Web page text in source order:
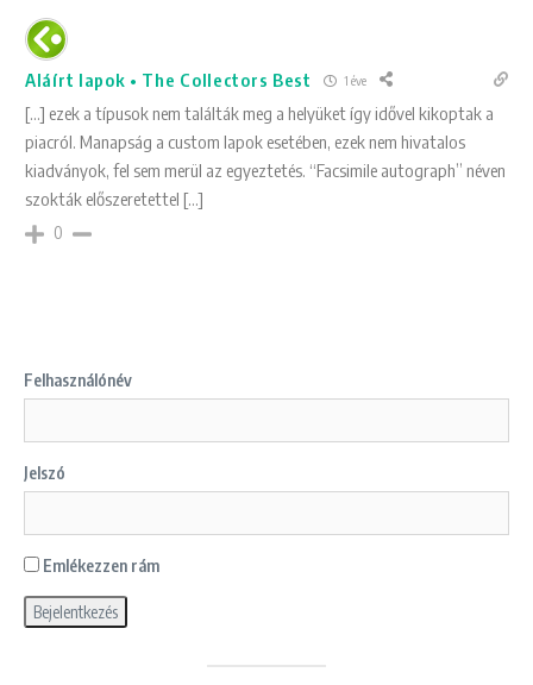
Aláírt lapok • The Collectors Best 1 éve
[…] ezek a típusok nem találták meg a helyüket így idővel kikoptak a
piacról. Manapság a custom lapok esetében, ezek nem hivatalos
kiadványok, fel sem merül az egyeztetés. “Facsimile autograph” néven
szokták előszeretettel […]
0
Felhasználónév
Jelszó
Emlékezzen rám